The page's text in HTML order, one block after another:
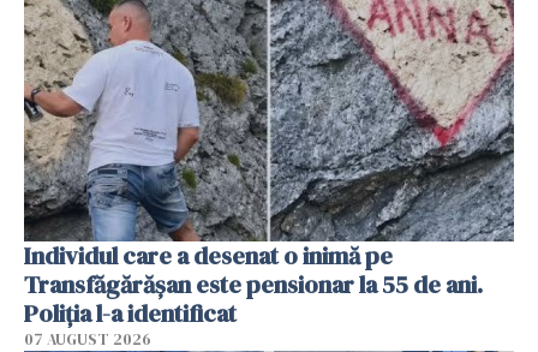
Individul care a desenat o inimă pe
Transfăgărășan este pensionar la 55 de ani.
Poliția l-a identificat
07 AUGUST 2026